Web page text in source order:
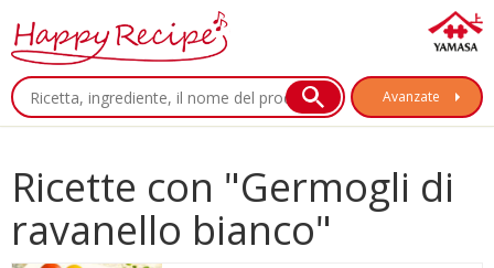
Avanzate
Ricette con "Germogli di
ravanello bianco"